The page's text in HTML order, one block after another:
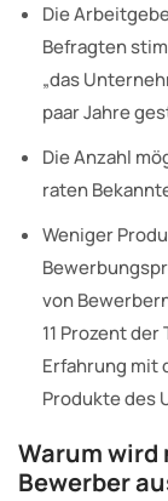
Die
Befragten
„das
paar Jahre
Die Anzahl
raten
Weniger
von
11 Prozent
Erfahrung mit
Produkte des
Warum wird
Bewerber